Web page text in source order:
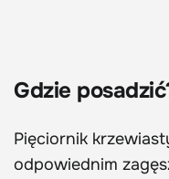
Gdzie
Pięciornik
odpowiednim